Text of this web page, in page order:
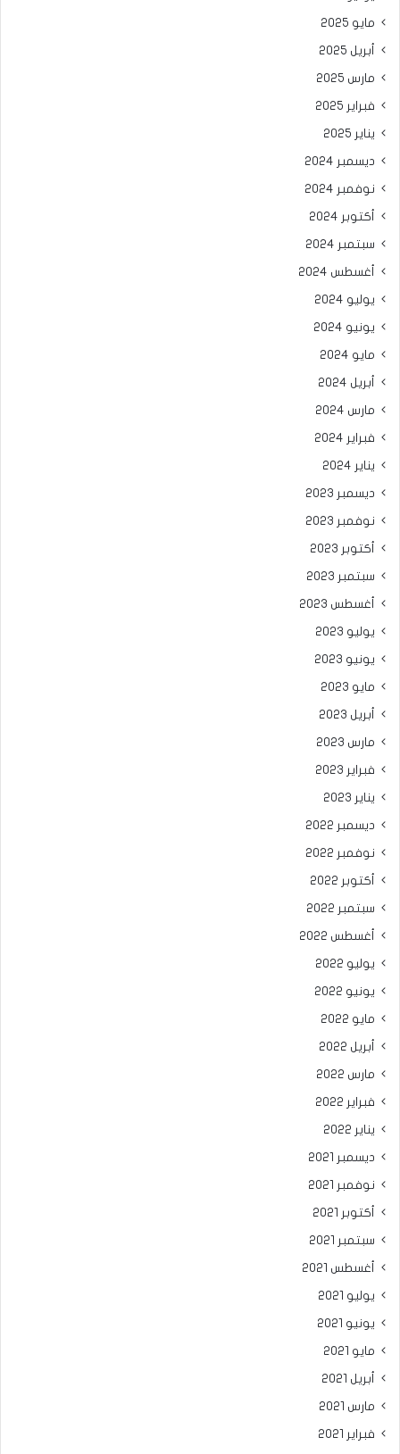
مايو 2025
أبريل 2025
مارس 2025
فبراير 2025
يناير 2025
ديسمبر 2024
نوفمبر 2024
أكتوبر 2024
سبتمبر 2024
أغسطس 2024
يوليو 2024
يونيو 2024
مايو 2024
أبريل 2024
مارس 2024
فبراير 2024
يناير 2024
ديسمبر 2023
نوفمبر 2023
أكتوبر 2023
سبتمبر 2023
أغسطس 2023
يوليو 2023
يونيو 2023
مايو 2023
أبريل 2023
مارس 2023
فبراير 2023
يناير 2023
ديسمبر 2022
نوفمبر 2022
أكتوبر 2022
سبتمبر 2022
أغسطس 2022
يوليو 2022
يونيو 2022
مايو 2022
أبريل 2022
مارس 2022
فبراير 2022
يناير 2022
ديسمبر 2021
نوفمبر 2021
أكتوبر 2021
سبتمبر 2021
أغسطس 2021
يوليو 2021
يونيو 2021
مايو 2021
أبريل 2021
مارس 2021
فبراير 2021